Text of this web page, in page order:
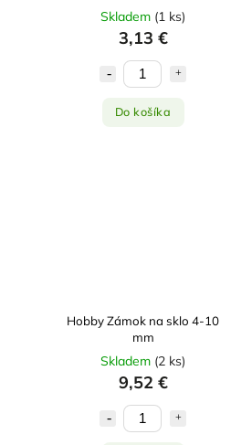
Skladem (1 ks)
3,13 €
Do košíka
Hobby Zámok na sklo 4-10
mm
Skladem (2 ks)
9,52 €